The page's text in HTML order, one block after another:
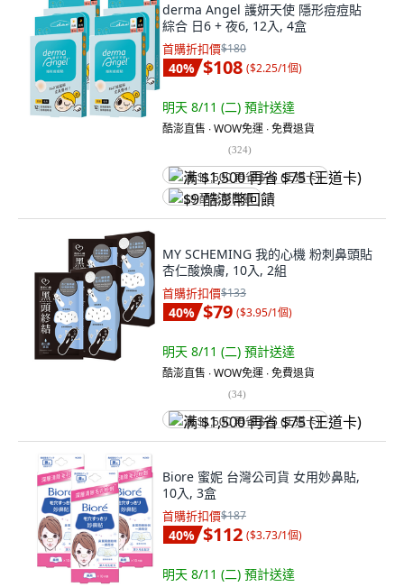
derma Angel 護妍天使 隱形痘痘貼
綜合 日6 + 夜6, 12入, 4盒
首購折扣價$180
40% $108 ($2.25/1個)
明天 8/11 (二) 預計送達
酷澎直售 ∙ WOW免運 ∙ 免費退貨
(324)
满 $1,500 再省 $75 (王道卡)
$9 酷澎幣回饋
MY SCHEMING 我的心機 粉刺鼻頭貼
杏仁酸煥膚, 10入, 2組
首購折扣價$133
40% $79 ($3.95/1個)
明天 8/11 (二) 預計送達
酷澎直售 ∙ WOW免運 ∙ 免費退貨
(34)
满 $1,500 再省 $75 (王道卡)
Biore 蜜妮 台灣公司貨 女用妙鼻貼,
10入, 3盒
首購折扣價$187
40% $112 ($3.73/1個)
明天 8/11 (二) 預計送達